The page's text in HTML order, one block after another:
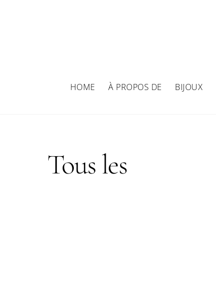
HOME À PROPOS DE BIJOUX
Tous les